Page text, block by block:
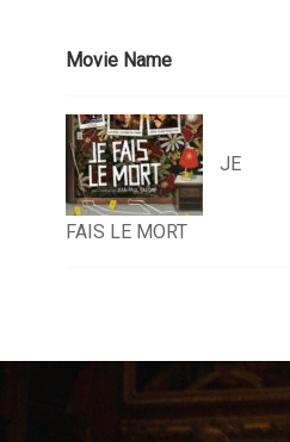
Movie Name
JE
FAIS LE MORT